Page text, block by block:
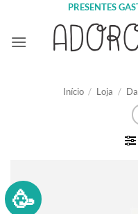
content
PRESENTES
Início / Loja /
🥳